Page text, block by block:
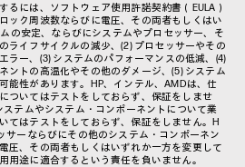
るには、ソフトウェア使用許諾契約書（EULA）
ック周波数ならびに電圧、その両者もしくはい
の安定、ならびにシステムやプロセッサー、そ
ライフサイクルの減少、(2) プロセッサーやその
ラー、(3) システムのパフォーマンスの低減、(4)
ントの高温化やその他のダメージ、(5) システム
能性があります。HP、インテル、AMDは、仕
ついてはテストをしておらず、保証をしませ
テムやシステム・コンポーネントについて業
てはテストをしておらず、保証をしません。H
サーならびにその他のシステム・コンポーネン
圧、その両者もしくはいずれか一方を変更して
用途に適合するという責任を負いません。